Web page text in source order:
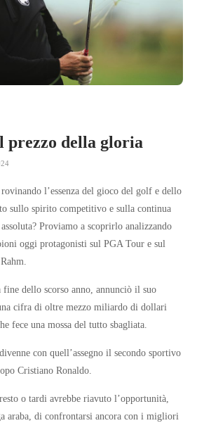
prezzo della gloria
l’essenza del gioco del golf e dello
sullo spirito competitivo e sulla continua
Proviamo a scoprirlo analizzando
oggi protagonisti sul PGA Tour e sul
fine dello scorso anno, annunciò il suo
cifra di oltre mezzo miliardo di dollari
fece una mossa del tutto sbagliata.
con quell’assegno il secondo sportivo
Cristiano Ronaldo.
o tardi avrebbe riavuto l’opportunità,
araba, di confrontarsi ancora con i migliori